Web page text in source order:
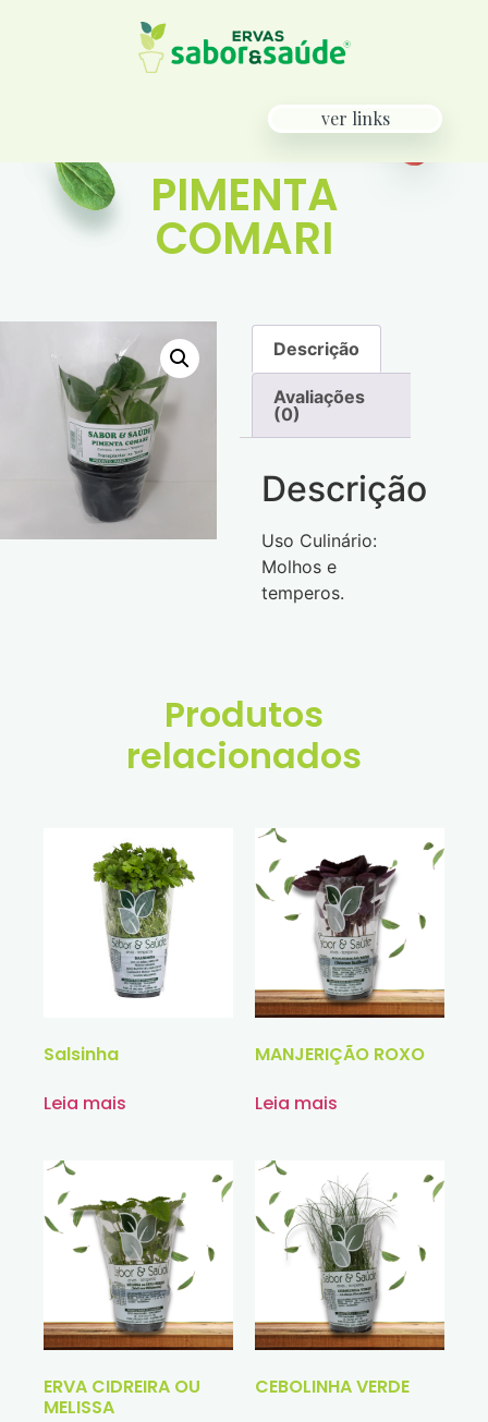
ver links
PIMENTA
COMARI
Descrição
Avaliações
(0)
Descrição
Uso Culinário:
Molhos e
temperos.
Produtos
relacionados
Salsinha
Leia mais
MANJERIÇÃO ROXO
Leia mais
ERVA CIDREIRA OU
MELISSA
CEBOLINHA VERDE